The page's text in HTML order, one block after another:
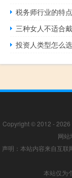
税务师行业的特
三种女人不适合
投资人类型怎么
Copyright © 2012 - 2026
网站
声明：本站内容来自互
本站仅为